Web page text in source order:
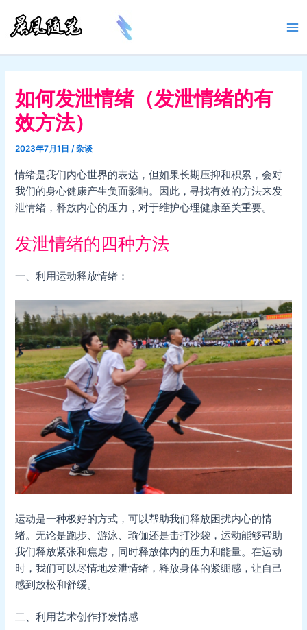
容
如何发泄情绪（发泄情绪的有
效方法）
2023年7月1日/杂谈
情绪是我们内心世界的表达，但如果长期压抑和积累，会对
我们的身心健康产生负面影响。因此，寻找有效的方法来发
泄情绪，释放内心的压力，对于维护心理健康至关重要。
发泄情绪的四种方法
一、利用运动释放情绪：
运动是一种极好的方式，可以帮助我们释放困扰内心的情
绪。无论是跑步、游泳、瑜伽还是击打沙袋，运动能够帮助
我们释放紧张和焦虑，同时释放体内的压力和能量。在运动
时，我们可以尽情地发泄情绪，释放身体的紧绷感，让自己
感到放松和舒缓。
二、利用艺术创作抒发情感